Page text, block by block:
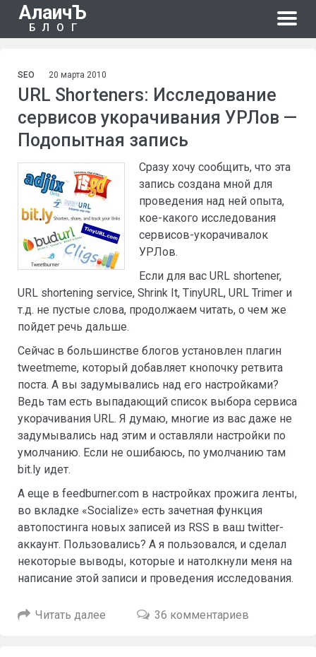
АлаичЪ
БЛОГ
SEO 20 марта 2010
URL Shorteners: Исследование
сервисов укорачивания УРЛов —
Подопытная запись
Сразу хочу сообщить, что эта
запись создана мной для
проведения над ней опыта,
кое-какого исследования
сервисов-укорачивалок
УРЛов.
Если для вас URL shortener,
URL shortening service, Shrink It, TinyURL, URL Trimer и
т.д. не пустые слова, продолжаем читать, о чем же
пойдет речь дальше.
Сейчас в большинстве блогов установлен плагин
tweetmeme, который добавляет кнопочку ретвита
поста. А вы задумывались над его настройками?
Ведь там есть выпадающий список выбора сервиса
укорачивания URL. Я думаю, многие из вас даже не
задумывались над этим и оставляли настройки по
умолчанию. Если не ошибаюсь, по умолчанию там
bit.ly идет.
А еще в feedburner.com в настройках прожига ленты,
во вкладке «Socialize» есть зачетная функция
автопостинга новых записей из RSS в ваш twitter-
аккаунт. Пользовались? А я пользовался, и сделал
некоторые выводы, которые и натолкнули меня на
написание этой записи и проведения исследования.
Читать далее 36 комментариев